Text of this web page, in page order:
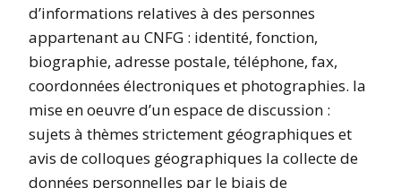
d’informations relatives à des personnes
appartenant au CNFG : identité, fonction,
biographie, adresse postale, téléphone, fax,
coordonnées électroniques et photographies. la
mise en oeuvre d’un espace de discussion :
sujets à thèmes strictement géographiques et
avis de colloques géographiques la collecte de
données personnelles par le biais de